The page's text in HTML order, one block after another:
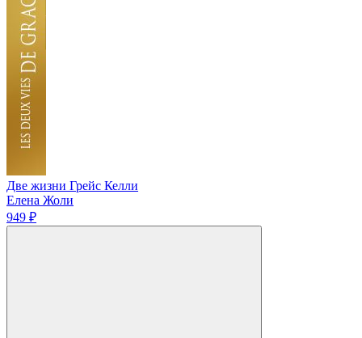
Две жизни Грейс Келли
Елена Жоли
949 ₽